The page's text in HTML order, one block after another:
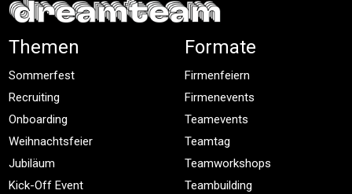
Themen
Sommerfest
Recruiting
Onboarding
Weihnachtsfeier
Jubiläum
Kick-Off Event
Formate
Firmenfeiern
Firmenevents
Teamevents
Teamtag
Teamworkshops
Teambuilding